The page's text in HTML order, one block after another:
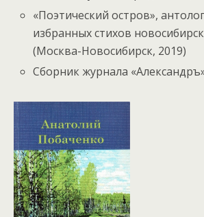
«Поэтический остров»,
избранных стихов
(Москва-Новосибирск, 2019)
Сборник журнала